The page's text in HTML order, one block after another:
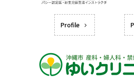
Profile